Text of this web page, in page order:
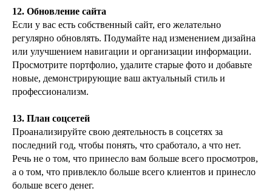
12. Обновление сайта
Если у вас есть собственный сайт, его желательно
регулярно обновлять. Подумайте над изменением дизайна
или улучшением навигации и организации информации.
Просмотрите портфолио, удалите старые фото и добавьте
новые, демонстрирующие ваш актуальный стиль и
профессионализм.
13. План соцсетей
Проанализируйте свою деятельность в соцсетях за
последний год, чтобы понять, что сработало, а что нет.
Речь не о том, что принесло вам больше всего просмотров,
а о том, что привлекло больше всего клиентов и принесло
больше всего денег.